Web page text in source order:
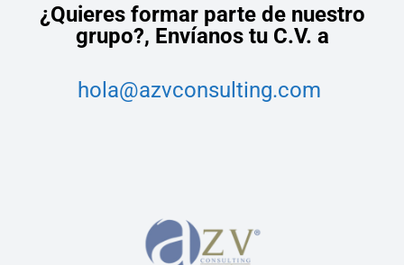
¿Quieres formar parte de nuestro
grupo?, Envíanos tu C.V. a
hola@azvconsulting.com